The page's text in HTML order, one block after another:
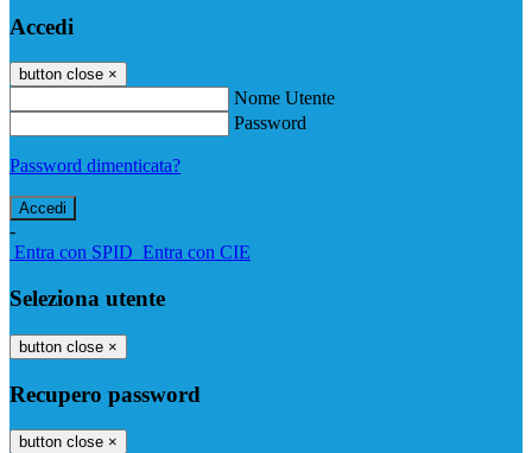
Accedi
button close ×
Nome Utente
Password
Password dimenticata?
-
Entra con SPID Entra con CIE
Seleziona utente
button close ×
Recupero password
button close ×